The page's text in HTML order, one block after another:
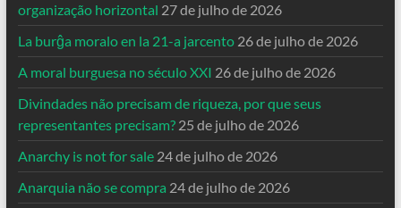
organização horizontal 27 de julho de 2026
La burĝa moralo en la 21-a jarcento 26 de julho de 2026
A moral burguesa no século XXI 26 de julho de 2026
Divindades não precisam de riqueza, por que seus
representantes precisam? 25 de julho de 2026
Anarchy is not for sale 24 de julho de 2026
Anarquia não se compra 24 de julho de 2026